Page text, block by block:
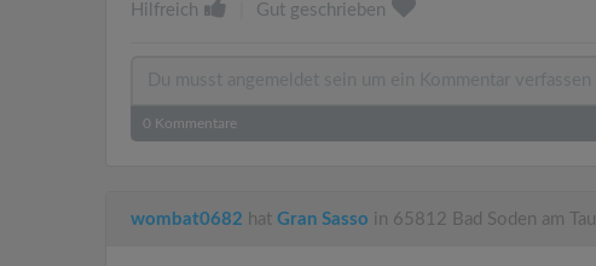
Hilfreich Gut geschrieben
0 Kommentare
wombat0682 hat Gran Sasso in 65812 Bad Soden am